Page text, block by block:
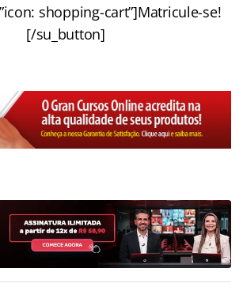
shopping-cart”]Matricule-se!
[/su_button]